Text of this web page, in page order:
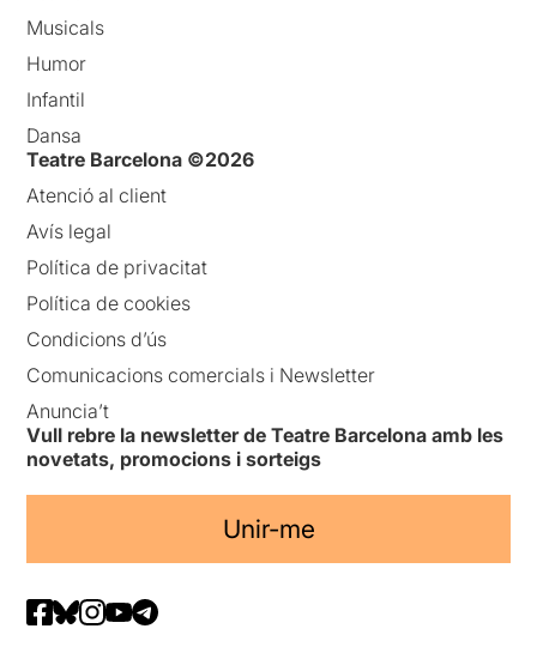
Musicals
Humor
Infantil
Dansa
Teatre Barcelona ©2026
Atenció al client
Avís legal
Política de privacitat
Política de cookies
Condicions d’ús
Comunicacions comercials i Newsletter
Anuncia’t
Vull rebre la newsletter de Teatre Barcelona amb les
novetats, promocions i sorteigs
Unir-me